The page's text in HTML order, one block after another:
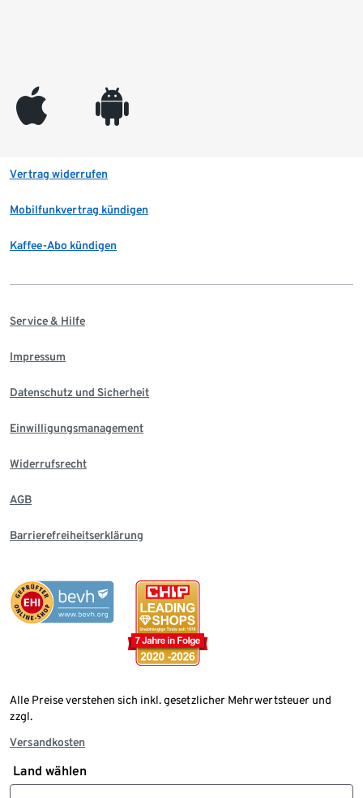
appleinc android
Vertrag widerrufen
Mobilfunkvertrag kündigen
Kaffee-Abo kündigen
Service & Hilfe
Impressum
Datenschutz und Sicherheit
Einwilligungsmanagement
Widerrufsrecht
AGB
Barrierefreiheitserklärung
Alle Preise verstehen sich inkl. gesetzlicher Mehrwertsteuer und
zzgl.
Versandkosten
Land wählen